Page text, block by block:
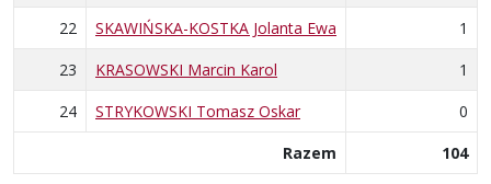
22
SKAWIŃSKA-KOSTKA Jolanta Ewa
1
23
KRASOWSKI Marcin Karol
1
24
STRYKOWSKI Tomasz Oskar
0
Razem
104